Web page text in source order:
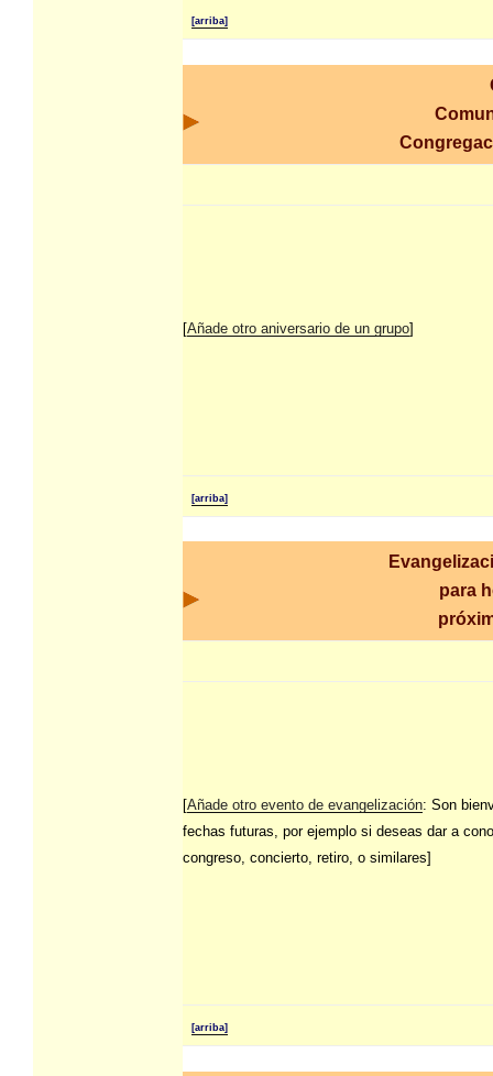
[arriba]
[Añade otro aniversario de un grupo]
[arriba]
para
[Añade otro evento de evangelización: Son
fechas futuras, por ejemplo si deseas dar a
congreso, concierto, retiro, o similares]
[arriba]